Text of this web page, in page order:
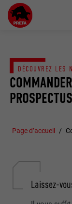
PROSPECTUS
DÉCOUVREZ LES
Page d’accueil
Laissez-